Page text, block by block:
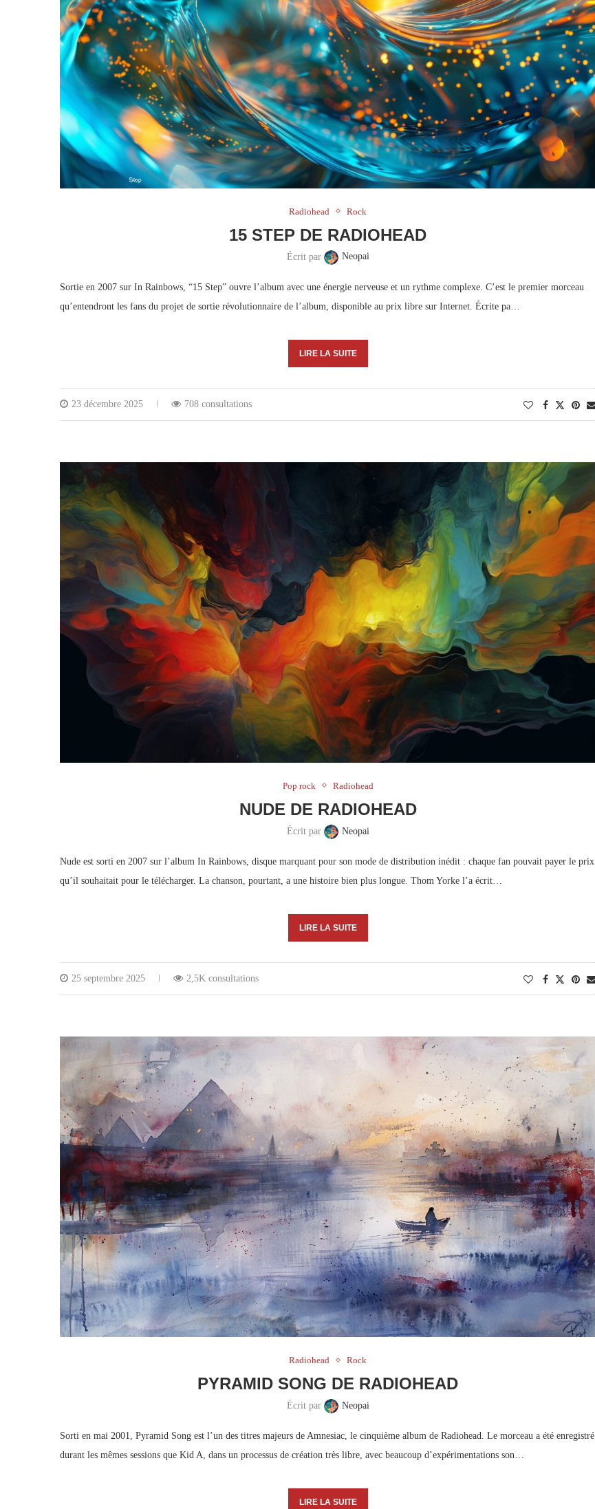
Radiohead Rock
15 STEP DE RADIOHEAD
Écrit par Neopai
Sortie en 2007 sur In Rainbows, “15 Step” ouvre l’album avec une énergie nerveuse et un rythme complexe. C’est le premier morceau
qu’entendront les fans du projet de sortie révolutionnaire de l’album, disponible au prix libre sur Internet. Écrite pa…
LIRE LA SUITE
23 décembre 2025 708 consultations
Pop rock Radiohead
NUDE DE RADIOHEAD
Écrit par Neopai
Nude est sorti en 2007 sur l’album In Rainbows, disque marquant pour son mode de distribution inédit : chaque fan pouvait payer le prix
qu’il souhaitait pour le télécharger. La chanson, pourtant, a une histoire bien plus longue. Thom Yorke l’a écrit…
LIRE LA SUITE
25 septembre 2025 2,5K consultations
Radiohead Rock
PYRAMID SONG DE RADIOHEAD
Écrit par Neopai
Sorti en mai 2001, Pyramid Song est l’un des titres majeurs de Amnesiac, le cinquième album de Radiohead. Le morceau a été enregistré
durant les mêmes sessions que Kid A, dans un processus de création très libre, avec beaucoup d’expérimentations son…
LIRE LA SUITE